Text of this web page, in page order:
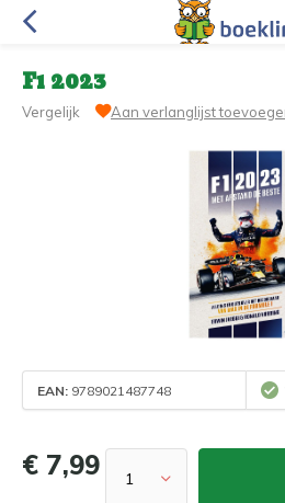
F1 2023
Vergelijk Aan verlanglijst
EAN: 9789021487748
€ 7,99